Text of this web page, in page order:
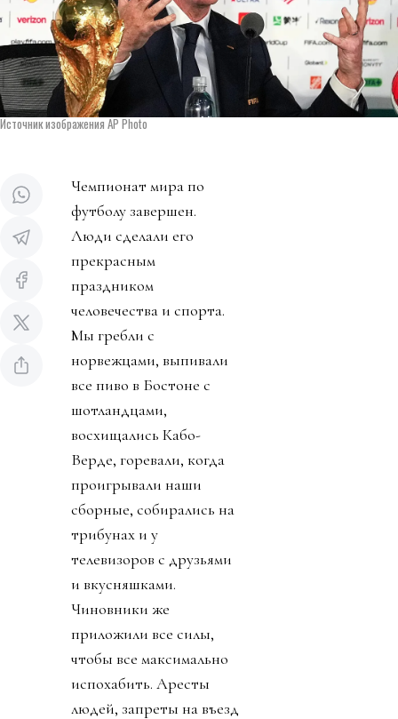
Источник изображения AP Photo
Чемпионат мира по
футболу завершен.
Люди сделали его
прекрасным
праздником
человечества и спорта.
Мы гребли с
норвежцами, выпивали
все пиво в Бостоне с
шотландцами,
восхищались Кабо-
Верде, горевали, когда
проигрывали наши
сборные, собирались на
трибунах и у
телевизоров с друзьями
и вкусняшками.
Чиновники же
приложили все силы,
чтобы все максимально
испохабить. Аресты
людей, запреты на въезд